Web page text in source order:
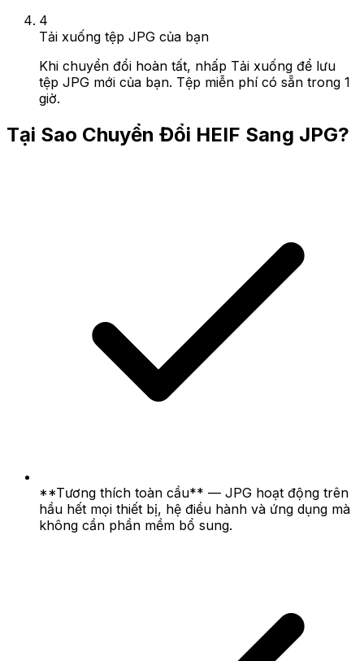
4
Tải xuống tệp JPG của bạn
Khi chuyển đổi hoàn tất, nhấp Tải xuống để lưu
tệp JPG mới của bạn. Tệp miễn phí có sẵn trong 1
giờ.
Tại Sao Chuyển Đổi HEIF Sang JPG?
**Tương thích toàn cầu** — JPG hoạt động trên
hầu hết mọi thiết bị, hệ điều hành và ứng dụng mà
không cần phần mềm bổ sung.